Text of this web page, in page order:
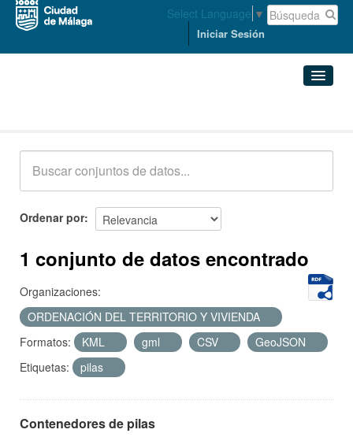
Select Language ▼
Iniciar Sesión
Acerca de
Ordenar por
1 conjunto de datos encontrado
Organizaciones:
ORDENACIÓN DEL TERRITORIO Y VIVIENDA
Formatos:
KML gml CSV
GeoJSON
Etiquetas:
pilas
Contenedores de pilas